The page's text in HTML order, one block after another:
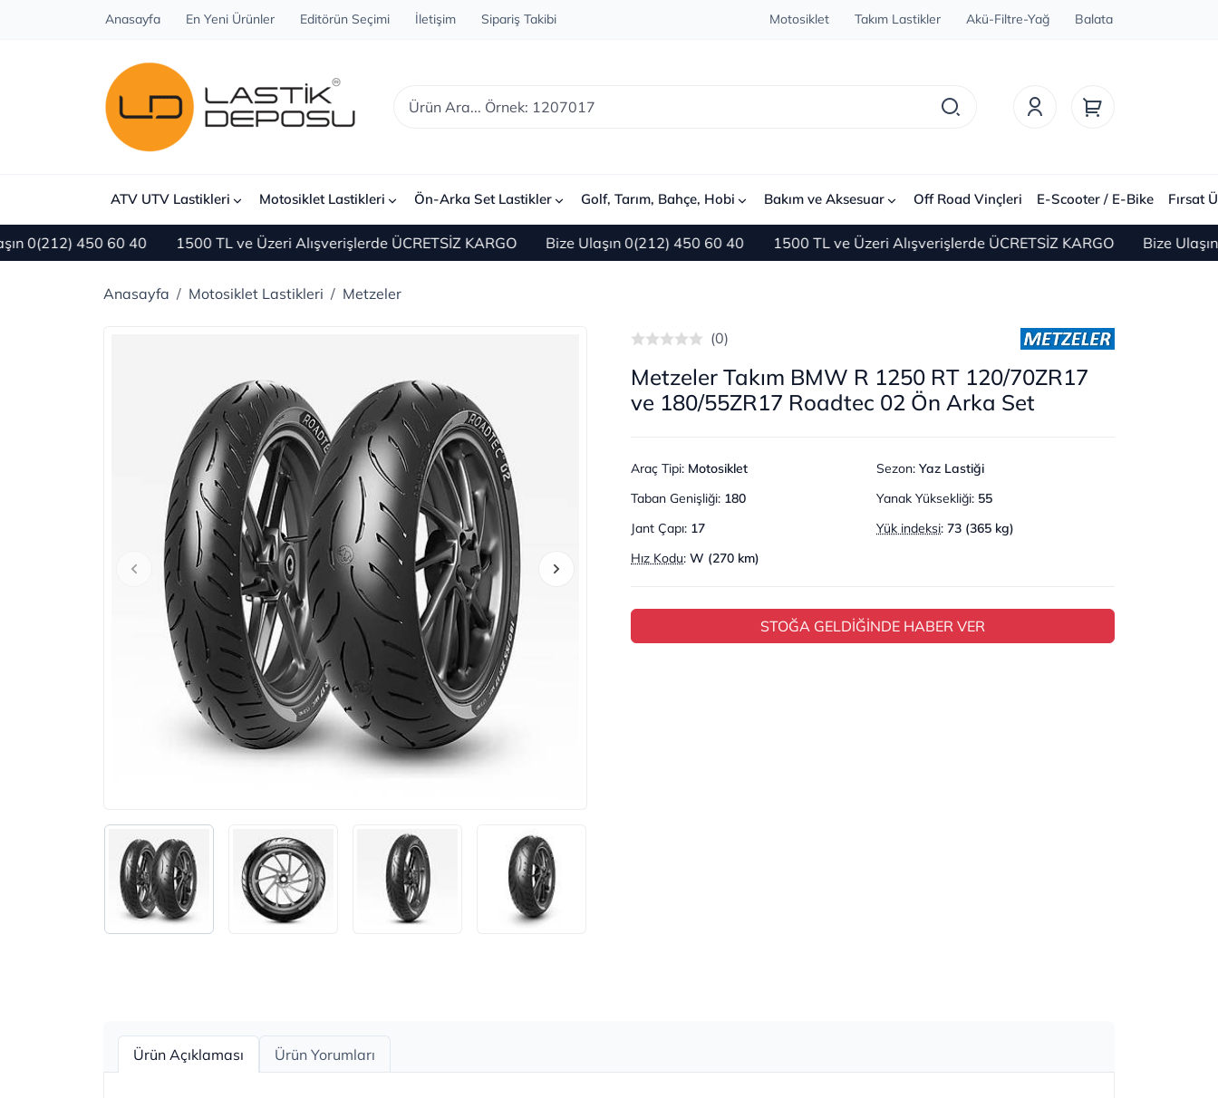
Anasayfa En Yeni Ürünler Editörün Seçimi İletişim Sipariş Takibi Motosiklet Takım Lastikler Akü-Filtre-Yağ Balata
ATV UTV Lastikleri Motosiklet Lastikleri Ön-Arka Set Lastikler Golf, Tarım, Bahçe, Hobi Bakım ve Aksesuar Off Road Vinçleri E-Scooter / E-Bike Fırsat
450 60 40 1500 TL ve Üzeri Alışverişlerde ÜCRETSİZ KARGO Bize Ulaşın 0(212) 450 60 40 1500 TL ve Üzeri Alışverişlerde ÜCRETSİZ KARGO Bize Ulaşın
Anasayfa Motosiklet Lastikleri Metzeler
(0)
Metzeler Takım BMW R 1250 RT 120/70ZR17
ve 180/55ZR17 Roadtec 02 Ön Arka Set
Araç Tipi: Motosiklet Sezon: Yaz Lastiği
Taban Genişliği: 180 Yanak Yüksekliği: 55
Jant Çapı: 17 Yük indeksi: 73 (365 kg)
Hız Kodu: W (270 km)
STOĞA GELDİĞİNDE HABER VER
Ürün Açıklaması Ürün Yorumları